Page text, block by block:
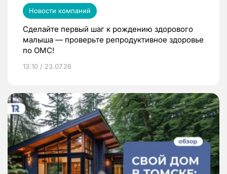
Новости компаний
Сделайте первый шаг к рождению здорового
малыша — проверьте репродуктивное здоровье
по ОМС!
13:10 / 23.07.26